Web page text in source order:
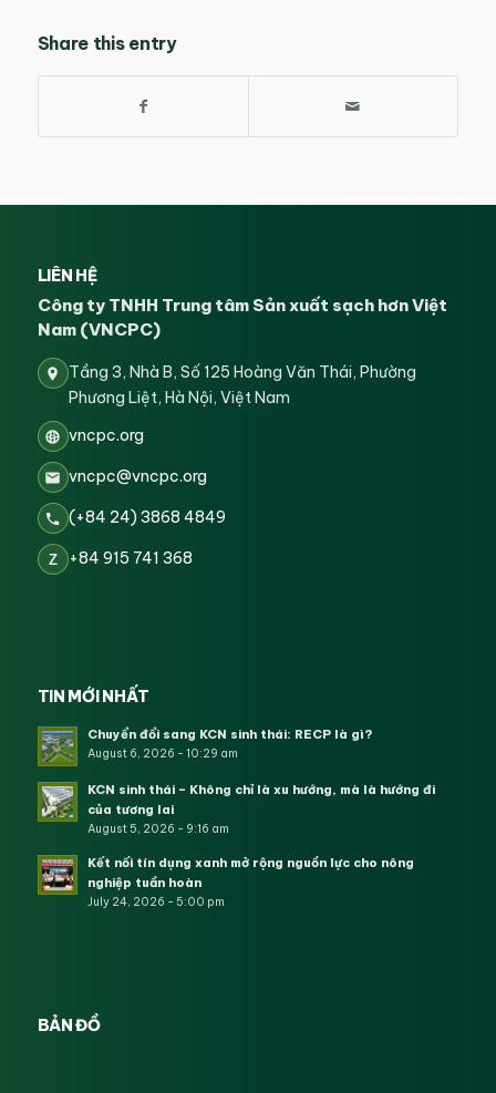
Share this entry
LIÊN HỆ
Công ty TNHH Trung tâm Sản xuất sạch hơn Việt
Nam (VNCPC)
Tầng 3, Nhà B, Số 125 Hoàng Văn Thái, Phường
Phương Liệt, Hà Nội, Việt Nam
vncpc.org
vncpc@vncpc.org
(+84 24) 3868 4849
Z +84 915 741 368
TIN MỚI NHẤT
Chuyển đổi sang KCN sinh thái: RECP là gì?
August 6, 2026 - 10:29 am
KCN sinh thái – Không chỉ là xu hướng, mà là hướng đi
của tương lai
August 5, 2026 - 9:16 am
Kết nối tín dụng xanh mở rộng nguồn lực cho nông
nghiệp tuần hoàn
July 24, 2026 - 5:00 pm
BẢN ĐỒ